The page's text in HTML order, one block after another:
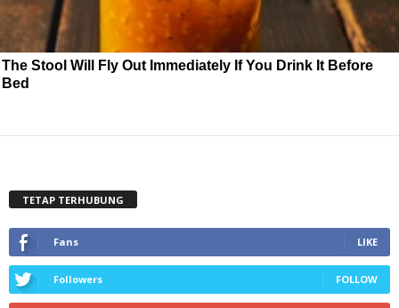
The Stool Will Fly Out Immediately If You Drink It Before
Bed
TETAP TERHUBUNG
Fans LIKE
Followers FOLLOW